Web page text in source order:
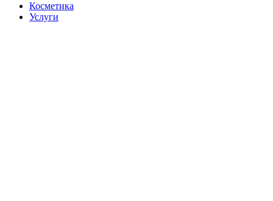
Косметика
Услуги